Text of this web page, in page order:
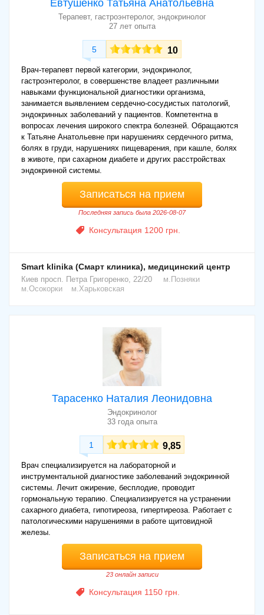
Как проходит прием у
эндокринолога
Прием у эндокринолога подразумевает проведение
первичного осмотра, опрос пациента, сбор анамнеза. Какие
анализы сдают у эндокринолога? В целях диагностики после
опроса и осмотра больного врач-эндокринолог назначает
общий анализ крови, мочи, анализ крови на сахар,
биохимические тесты, а также анализы на гормоны
(определение уровня гормонов в кровяной плазме). Анализ
инструментальных методов доктор может назначить ЭКГ,
рентгенографию, КТ или МРТ, УЗИ (УЗИ надпочечников,
органов малого таза), денситометрию.
больному специальный режим поведения и питания, дает
рекомендации относительно физических нагрузок. Для
коррекции гормональных отклонений назначаются
наблюдением за пациентом.
Что лечит эндокринолог
Что лечит эндокринолог? Врач-эндокринолог занимается
лечением сахарного диабета, эндемического, диффузного
токсического зоба, тиреоидной дисфункции (гипо-,
гипертиреоз), патологий паращитовидных желез (гипо-,
гиперпаратиреоз), ожирения, надпочечниковой дисфункции
(болезнь Аддисона, недостаточность), нарушения полового
развития, поликистоза яичников, климакса, болезни
гипоталамо-гипофизарной системы (акромегалия, болезнь
Иценко-Кушинга), бесплодия, метаболической остеопатии.
Детский врач-эндокринолог
Детский врач-эндокринолог занимается лечением
заболеваний, связанных с дисфункцией гипоталамо-
гипофизарной системы, тиреоидной, поджелудочной,
паращитовидной, вилочковой, надпочечниковых, половых
(яичники, яички) желез. С диагностической целью детский
эндокринолог назначает исследование крови, мочи для
выявления уровня глюкозы, гормонов. Из инструментальных
Евтушенко Татьяна Анатольевна
Терапевт, гастроэнтеролог, эндокринолог
27 лет опыта
5 10
Врач-терапевт первой категории, эндокринолог,
гастроэнтеролог, в совершенстве владеет различными
навыками функциональной диагностики организма,
занимается выявлением сердечно-сосудистых патологий,
эндокринных заболеваний у пациентов. Компетентна в
вопросах лечения широкого спектра болезней. Обращаются
к Татьяне Анатольевне при нарушениях сердечного ритма,
болях в груди, нарушениях пищеварения, при кашле, болях
в животе, при сахарном диабете и других расстройствах
эндокринной системы.
Записаться на прием
Последняя запись была 2026-08-07
Консультация 1200 грн.
Smart klinika (Смарт клиника), медицинский центр
Киев просп. Петра Григоренко, 22/20
м.Позняки
м.Осокорки
м.Харьковская
Тарасенко Наталия Леонидовна
Эндокринолог
33 года опыта
1 9,85
Врач специализируется на лабораторной и
инструментальной диагностике заболеваний эндокринной
системы. Лечит ожирение, бесплодие, проводит
гормональную терапию. Специализируется на устранении
сахарного диабета, гипотиреоза, гипертиреоза. Работает с
патологическими нарушениями в работе щитовидной
железы.
Записаться на прием
23 онлайн записи
Консультация 1150 грн.